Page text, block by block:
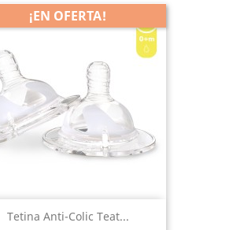
Tetina Anti-Colic Teat...
¡EN OFERTA!